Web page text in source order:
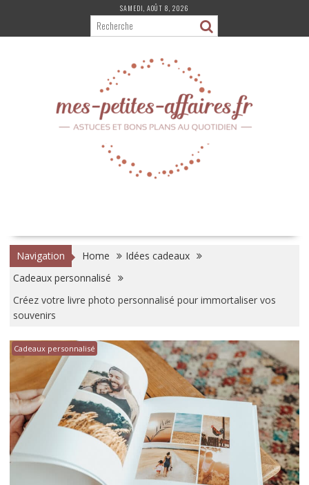
content
SAMEDI, AOÛT 8, 2026
Navigation Home
Idées cadeaux
Cadeaux personnalisé
Créez votre livre photo personnalisé pour immortaliser vos
souvenirs
Cadeaux personnalisé